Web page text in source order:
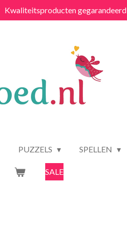
Kwaliteitsproducten gegarandeerd
PUZZELS SPELLEN
SALE